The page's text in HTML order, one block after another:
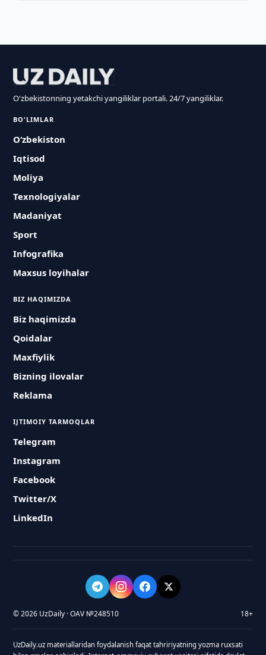
O'zbekistonning yetakchi yangiliklar portali. 24/7 yangiliklar.
BO'LIMLAR
O‘zbekiston
Iqtisod
Moliya
Texnologiyalar
Madaniyat
Sport
Infografika
Maxsus loyihalar
BIZ HAQIMIZDA
Biz haqimizda
Qoidalar
Maxfiylik
Bizning ilovalar
Reklama
IJTIMOIY TARMOQLAR
Telegram
Instagram
Facebook
Twitter/X
LinkedIn
© 2026 UzDaily · OAV №248510 18+
UzDaily.uz materiallaridan foydalanish faqat tahririyatning yozma ruxsati